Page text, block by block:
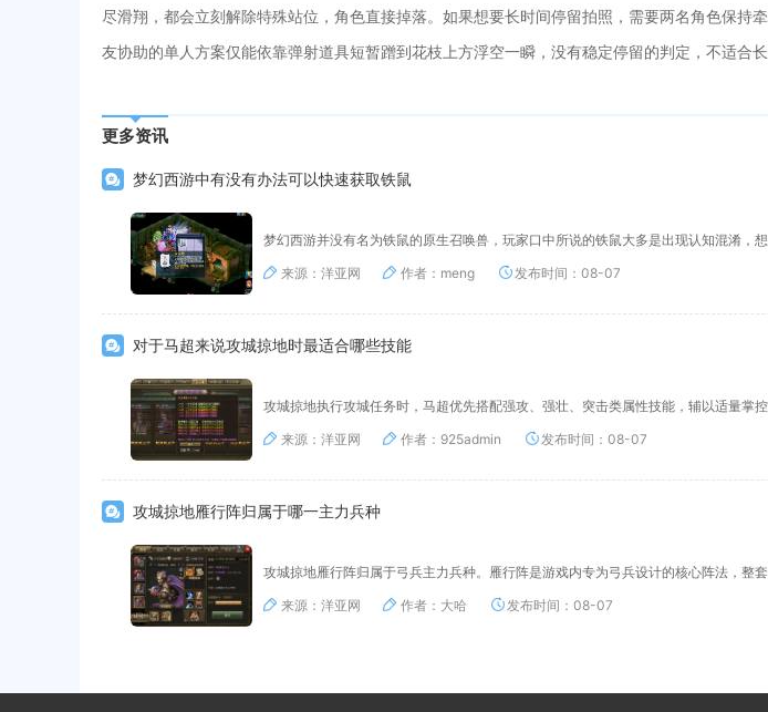
尽滑翔，都会立刻解除特殊站位，角色直接掉落。如果想要长时间停留拍照，需要两名角色保持
友协助的单人方案仅能依靠弹射道具短暂蹭到花枝上方浮空一瞬，没有稳定停留的判定，不适合长
更多资讯
梦幻西游中有没有办法可以快速获取铁鼠
梦幻西游并没有名为铁鼠的原生召唤兽，玩家口中所说的铁鼠大多是出现认知混淆，
来源：洋亚网
作者：meng 发布时间：08-07
对于马超来说攻城掠地时最适合哪些技能
攻城掠地执行攻城任务时，马超优先搭配强攻、强壮、突击类属性技能，辅以适量掌
来源：洋亚网
作者：925admin 发布时间：08-07
攻城掠地雁行阵归属于哪一主力兵种
攻城掠地雁行阵归属于弓兵主力兵种。雁行阵是游戏内专为弓兵设计的核心阵法，整
来源：洋亚网
作者：大哈 发布时间：08-07